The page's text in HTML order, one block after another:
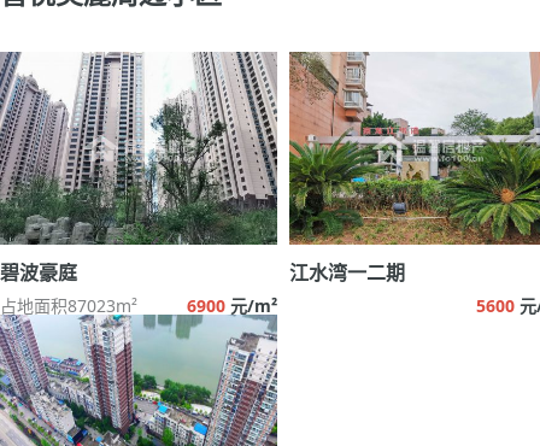
碧波豪庭
占地面积87023m² 6900 元/m²
江水湾一二期
5600